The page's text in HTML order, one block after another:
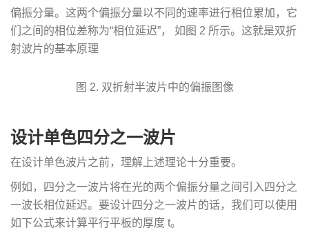
偏振分量。这两个偏振分量以不同的速率进行相位累加，它
们之间的相位差称为“相位延迟”， 如图 2 所示。这就是双折
射波片的基本原理
图 2. 双折射半波片中的偏振图像
设计单色四分之一波片
在设计单色波片之前，理解上述理论十分重要。
例如，四分之一波片将在光的两个偏振分量之间引入四分之
一波长相位延迟。要设计四分之一波片的话，我们可以使用
如下公式来计算平行平板的厚度 t。